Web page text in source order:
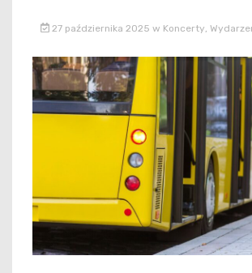
27 października 2025 w Koncerty